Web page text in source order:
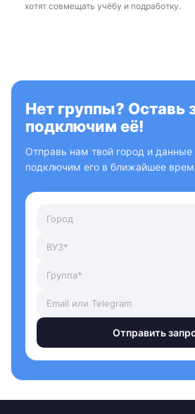
хотят совмещать учёбу и подработку.
Нет группы? Оставь
подключим её!
Отправь нам твой город и
подключим его в ближайшее
Отправить